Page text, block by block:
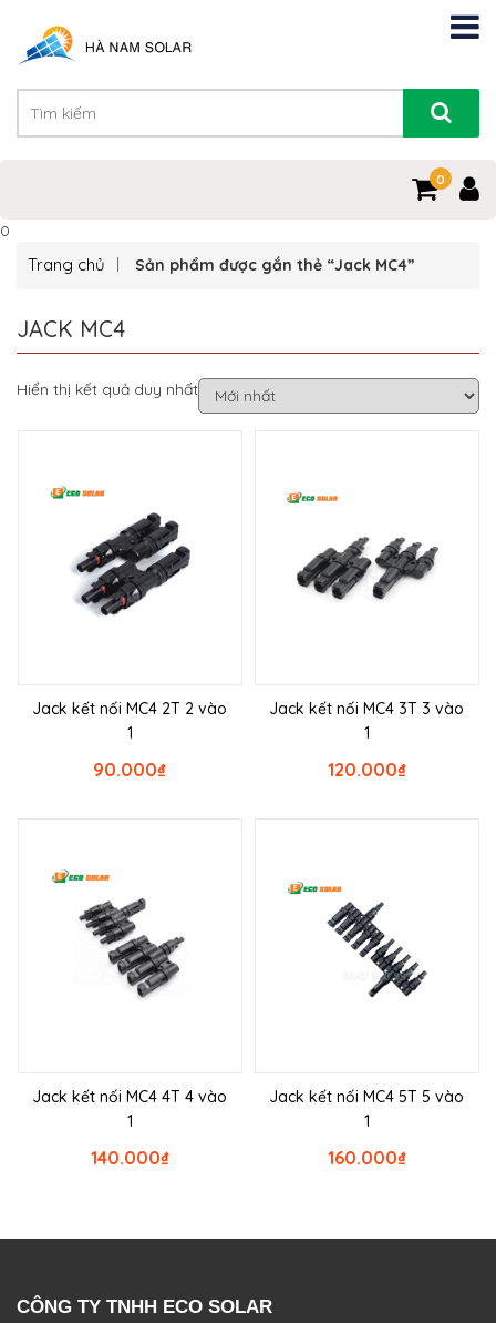
0
0
Trang chủ Sản phẩm được gắn thẻ “Jack MC4”
JACK MC4
Hiển thị kết quả duy nhất
Jack kết nối MC4 2T 2 vào
1
₫
90.000
Jack kết nối MC4 3T 3 vào
1
₫
120.000
Jack kết nối MC4 4T 4 vào
1
₫
140.000
Jack kết nối MC4 5T 5 vào
1
₫
160.000
CÔNG TY TNHH ECO SOLAR